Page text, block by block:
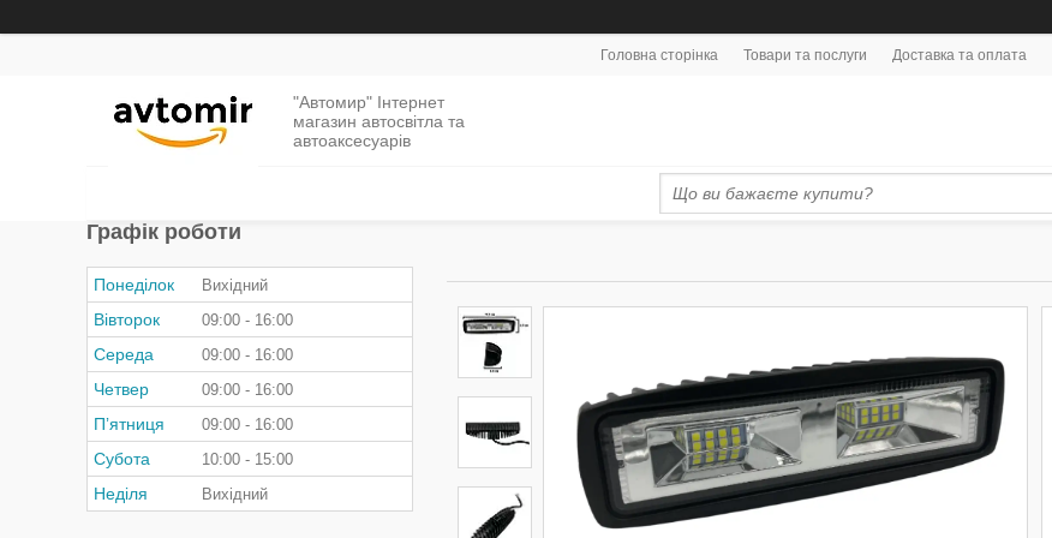
Головна сторінка Товари та послуги Доставка та оплата
"Автомир" Інтернет
магазин автосвітла та
автоаксесуарів
Графік роботи
Понеділок Вихідний
Вівторок 09:00 16:00
Середа 09:00 16:00
Четвер 09:00 16:00
Пʼятниця 09:00 16:00
Субота 10:00 15:00
Неділя Вихідний